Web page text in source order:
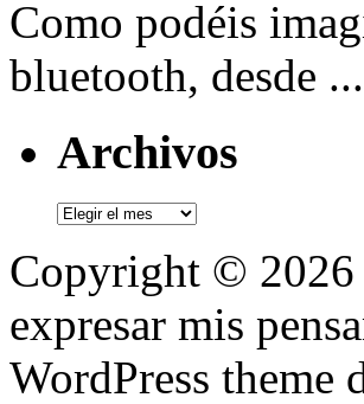
Como podéis
bluetooth, desde ...
Archivos
Archivos
Copyright © 2026
expresar mis
WordPress theme